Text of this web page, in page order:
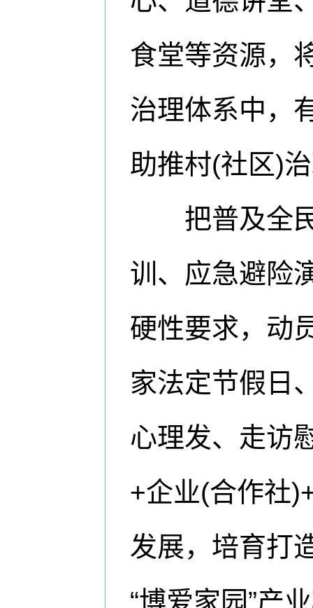
食堂等资源，
治理体系中，
助推村(社区)
把普及全民
训、应急避险
硬性要求，动
家法定节假日
心理发、走访
+企业(合作社
发展，培育打
“博爱家园”产